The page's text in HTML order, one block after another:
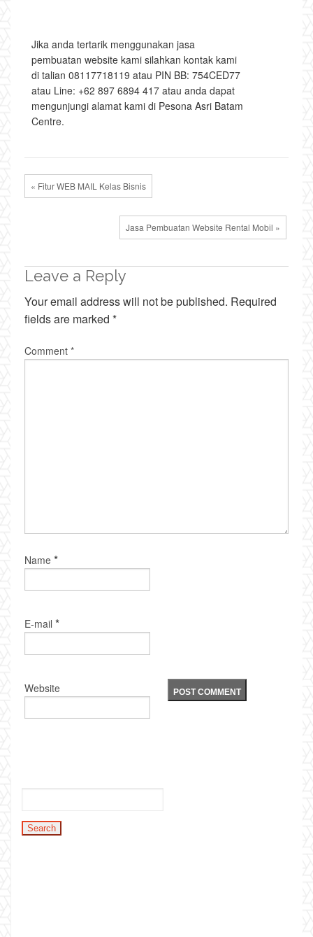
Jika anda tertarik menggunakan jasa
pembuatan website kami silahkan kontak kami
di talian 08117718119 atau PIN BB: 754CED77
atau Line: +62 897 6894 417 atau anda dapat
mengunjungi alamat kami di Pesona Asri Batam
Centre.
« Fitur WEB MAIL Kelas Bisnis
Jasa Pembuatan Website Rental Mobil »
Leave a Reply
Your email address will not be published. Required
fields are marked *
Comment *
Name *
E-mail *
Website